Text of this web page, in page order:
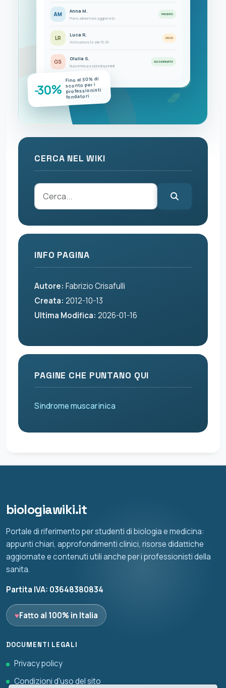
AM Anna M.
Piano alimentare aggiornato
PRONTO
LR Luca R.
Visita prevista alle 15:30
OGGI
GS Giulia S.
Nuove misurazioni disponibili
AGGIORNATO
-30%
Fino al 30% di
sconto per i
professionisti
fondatori
CERCA NEL WIKI
INFO PAGINA
Autore: Fabrizio Crisafulli
Creata: 2012-10-13
Ultima Modifica: 2026-01-16
PAGINE CHE PUNTANO QUI
Sindrome muscarinica
biologiawiki.it
Portale di riferimento per studenti di biologia e medicina:
appunti chiari, approfondimenti clinici, risorse didattiche
aggiornate e contenuti utili anche per i professionisti della
sanita.
Partita IVA: 03648380834
♥Fatto al 100% in Italia
DOCUMENTI LEGALI
Privacy policy
Condizioni d'uso del sito